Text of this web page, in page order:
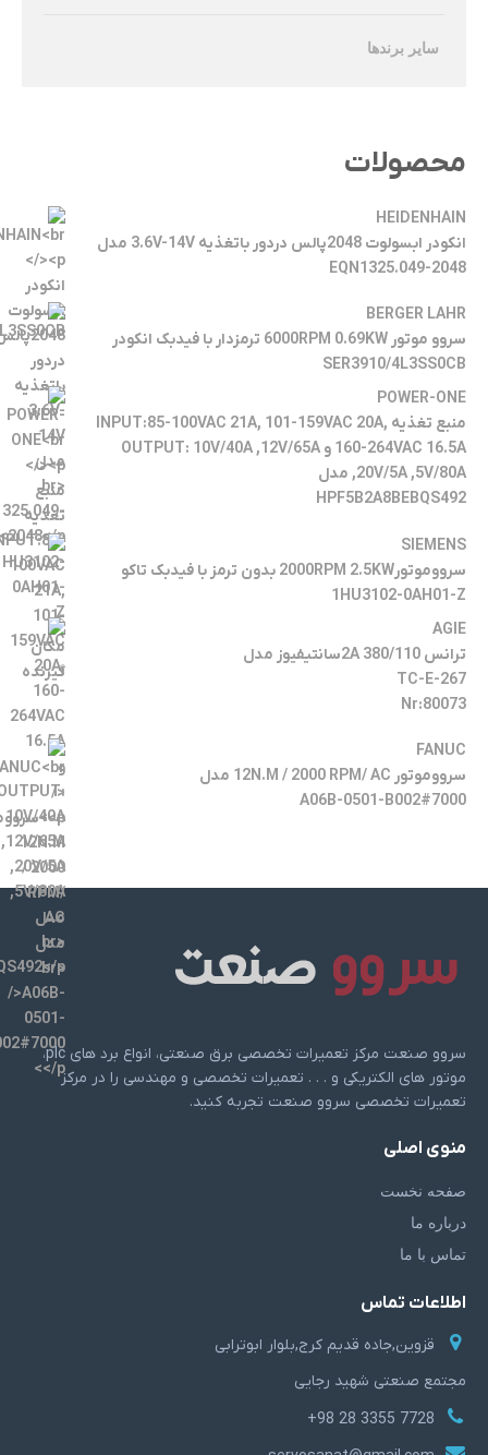
سایر برندها
محصولات
HEIDENHAIN
انکودر ابسولوت 2048پالس دردور باتغذیه 3.6V-14V مدل
EQN1325.049-2048
BERGER LAHR
سروو موتور 6000RPM 0.69KW ترمزدار با فیدبک انکودر
SER3910/4L3SS0CB
POWER-ONE
منبع تغذیه INPUT:85-100VAC 21A, 101-159VAC 20A,
160-264VAC 16.5A و OUTPUT: 10V/40A ,12V/65A
,20V/5A ,5V/80A مدل
HPF5B2A8BEBQS492
SIEMENS
سرووموتور2000RPM 2.5KW بدون ترمز با فیدبک تاکو
1HU3102-0AH01-Z
AGIE
ترانس 380/110 2Aسانتیفیوز مدل
TC-E-267
Nr:80073
FANUC
سرووموتور 12N.M / 2000 RPM/ AC مدل
A06B-0501-B002#7000
سروو صنعت مرکز تعمیرات تخصصی برق صنعتی، انواع برد های plc،
موتور های الکتریکی و . . . تعمیرات تخصصی و مهندسی را در مرکز
تعمیرات تخصصی سروو صنعت تجربه کنید.
منوی اصلی
صفحه نخست
درباره ما
تماس با ما
اطلاعات تماس
قزوین,جاده قدیم کرج,بلوار ابوترابی
مجتمع صنعتی شهید رجایی